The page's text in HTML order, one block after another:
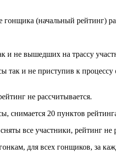
гонщика (начальный рейтинг)
и не вышедших на трассу
так и не приступив к
не рассчитывается.
снимается 20 пунктов
все участники, рейтинг не
для всех гонщиков, за